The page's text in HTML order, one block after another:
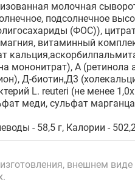
молочная
подсолнечное
(ФОС)),
витаминный
мононитрат), А (ретинола
Д-биотин,Д3
L. reuteri (не менее
меди, сульфат
- 58,5 г, Калории -
внешнем